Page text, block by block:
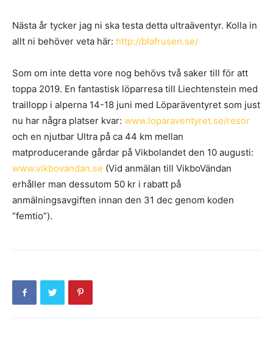
Nästa år tycker jag ni ska testa detta ultraäventyr. Kolla in
allt ni behöver veta här: http://blafrusen.se/
Som om inte detta vore nog behövs två saker till för att
toppa 2019. En fantastisk löparresa till Liechtenstein med
traillopp i alperna 14-18 juni med Löparäventyret som just
nu har några platser kvar: www.loparaventyret.se/resor
och en njutbar Ultra på ca 44 km mellan
matproducerande gårdar på Vikbolandet den 10 augusti:
www.vikbovandan.se (Vid anmälan till VikboVändan
erhåller man dessutom 50 kr i rabatt på
anmälningsavgiften innan den 31 dec genom koden
”femtio”).